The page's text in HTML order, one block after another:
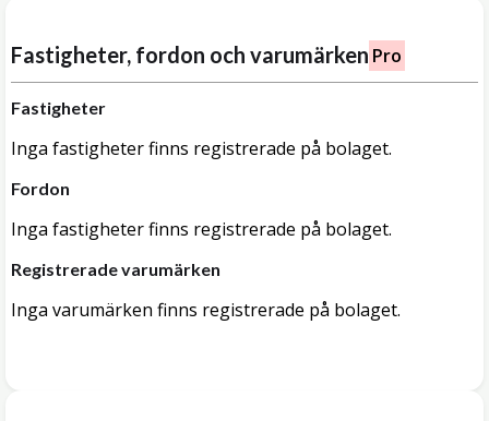
Fastigheter, fordon och varumärken Pro
Fastigheter
Inga fastigheter finns registrerade på bolaget.
Fordon
Inga fastigheter finns registrerade på bolaget.
Registrerade varumärken
Inga varumärken finns registrerade på bolaget.